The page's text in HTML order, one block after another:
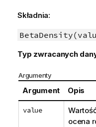
Składnia:
Typ zwracanych
Argumenty
Argument Opis
value
ocena